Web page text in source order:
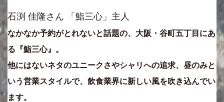
石渕 佳隆さん 「鮨三心」主人
なかなか予約がとれないと話題の、大阪・谷町五丁目にあ
る『鮨三心』。
他にはないネタのユニークさやシャリへの追求、昼のみと
いう営業スタイルで、飲食業界に新しい風を吹き込んでい
ます。